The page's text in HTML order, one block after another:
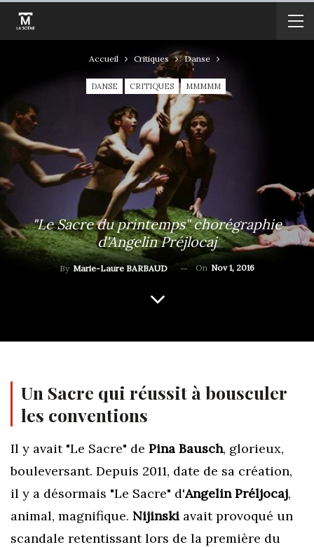
Accueil Critiques Danse
DANSE CRITIQUES MMMMM
"Le Sacre du printemps" chorégraphie
d'Angelin Préjlocaj
By Marie-Laure BARBAUD On Nov 1, 2016
Un Sacre qui réussit à bousculer
les conventions
Il y avait "Le Sacre" de Pina Bausch, glorieux,
bouleversant. Depuis 2011, date de sa création,
il y a désormais "Le Sacre" d'Angelin Préljocaj,
animal, magnifique. Nijinski avait provoqué un
scandale retentissant lors de la première du